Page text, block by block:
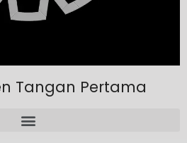
Tangan Pertama